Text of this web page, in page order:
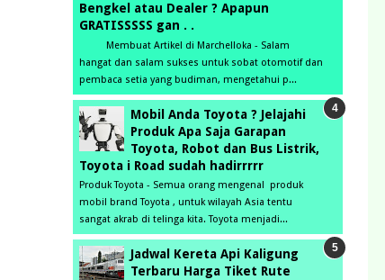
Bengkel atau Dealer ? Apapun
GRATISSSSS gan . .
Membuat Artikel di Marchelloka - Salam
hangat dan salam sukses untuk sobat otomotif dan
pembaca setia yang budiman, mengetahui p...
Mobil Anda Toyota ? Jelajahi
Produk Apa Saja Garapan
Toyota, Robot dan Bus Listrik,
Toyota i Road sudah hadirrrrr
Produk Toyota - Semua orang mengenal produk
mobil brand Toyota , untuk wilayah Asia tentu
sangat akrab di telinga kita. Toyota menjadi...
Jadwal Kereta Api Kaligung
Terbaru Harga Tiket Rute